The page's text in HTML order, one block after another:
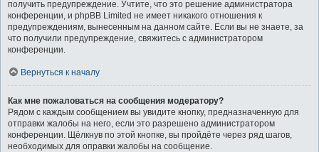
получить предупреждение. Учтите, что это решение администратора
конференции, и phpBB Limited не имеет никакого отношения к
предупреждениям, вынесенным на данном сайте. Если вы не знаете, за
что получили предупреждение, свяжитесь с администратором
конференции.
Вернуться к началу
Как мне пожаловаться на сообщения модератору?
Рядом с каждым сообщением вы увидите кнопку, предназначенную для
отправки жалобы на него, если это разрешено администратором
конференции. Щёлкнув по этой кнопке, вы пройдёте через ряд шагов,
необходимых для оправки жалобы на сообщение.